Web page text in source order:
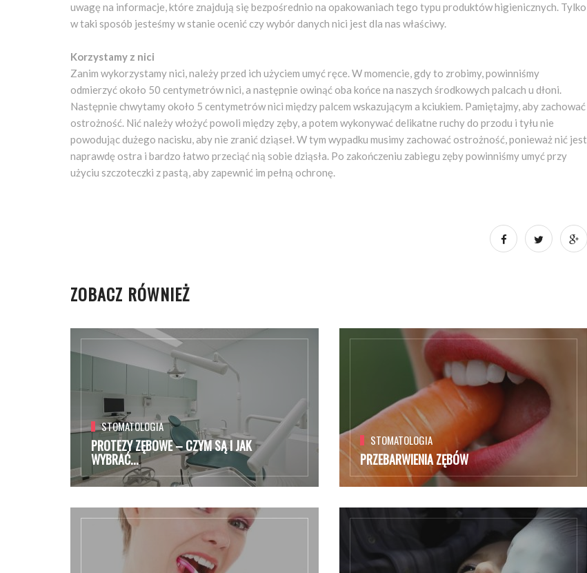
uwagę na informacje, które znajdują się bezpośrednio na opakowaniach tego typu produktów higienicznych. Tylko
w taki sposób jesteśmy w stanie ocenić czy wybór danych nici jest dla nas właściwy.
Korzystamy z nici
Zanim wykorzystamy nici, należy przed ich użyciem umyć ręce. W momencie, gdy to zrobimy, powinniśmy
odmierzyć około 50 centymetrów nici, a następnie owinąć oba końce na naszych środkowych palcach u dłoni.
Następnie chwytamy około 5 centymetrów nici między palcem wskazującym a kciukiem. Pamiętajmy, aby zachować
ostrożność. Nić należy włożyć powoli między zęby, a potem wykonywać delikatne ruchy do przodu i tyłu nie
powodując dużego nacisku, aby nie zranić dziąseł. W tym wypadku musimy zachować ostrożność, ponieważ nić jest
naprawdę ostra i bardzo łatwo przeciąć nią sobie dziąsła. Po zakończeniu zabiegu zęby powinniśmy umyć przy
użyciu szczoteczki z pastą, aby zapewnić im pełną ochronę.
ZOBACZ RÓWNIEŻ
STOMATOLOGIA
PROTEZY ZĘBOWE – CZYM SĄ I JAK
WYBRAĆ...
STOMATOLOGIA
PRZEBARWIENIA ZĘBÓW